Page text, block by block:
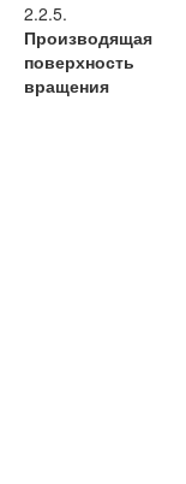
2.2.5.
Производящая
поверхность
вращения